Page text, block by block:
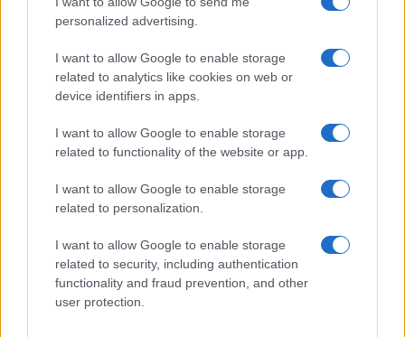
personalized advertising.
I want to allow Google to enable storage
related to analytics like cookies on web or
device identifiers in apps.
I want to allow Google to enable storage
related to functionality of the website or app.
I want to allow Google to enable storage
related to personalization.
I want to allow Google to enable storage
related to security, including authentication
functionality and fraud prevention, and other
user protection.
Guccini, il cantautore che conquistò Roma con la sua
Letizia Fontana · 7 Ago 2026